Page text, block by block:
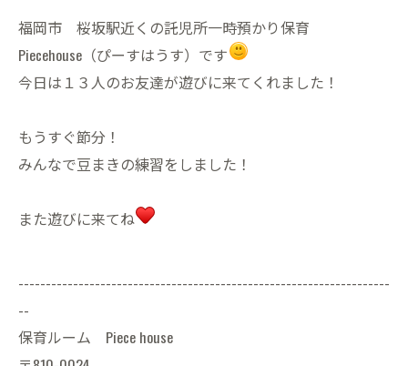
福岡市 桜坂駅近くの託児所一時預かり保育
Piecehouse（ぴーすはうす）です
今日は１３人のお友達が遊びに来てくれました！
もうすぐ節分！
みんなで豆まきの練習をしました！
また遊びに来てね
--------------------------------------------------------------------
--
保育ルーム Piece house